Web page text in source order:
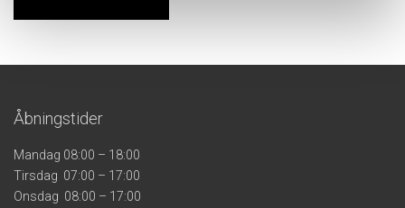
Åbningstider
Mandag 08:00 – 18:00
Tirsdag 07:00 – 17:00
Onsdag 08:00 – 17:00